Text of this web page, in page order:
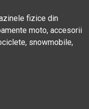
fizice din
moto, accesorii
snowmobile,